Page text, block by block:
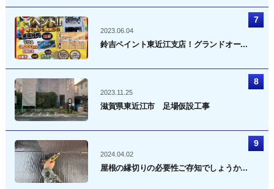
2023.06.04
鈴吉ペイント東近江支店！グランドオー...
2023.11.25
滋賀県東近江市 足場仮設工事
2024.04.02
屋根の縁切りの必要性ご存知でしょうか...